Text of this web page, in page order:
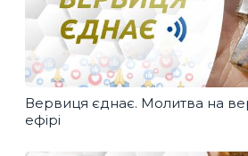
Вервиця єднає. Молитва на
ефірі